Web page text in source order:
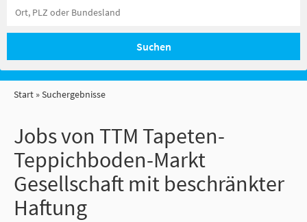
Suchen
Start Suchergebnisse
Jobs von TTM Tapeten-
Teppichboden-Markt
Gesellschaft mit beschränkter
Haftung